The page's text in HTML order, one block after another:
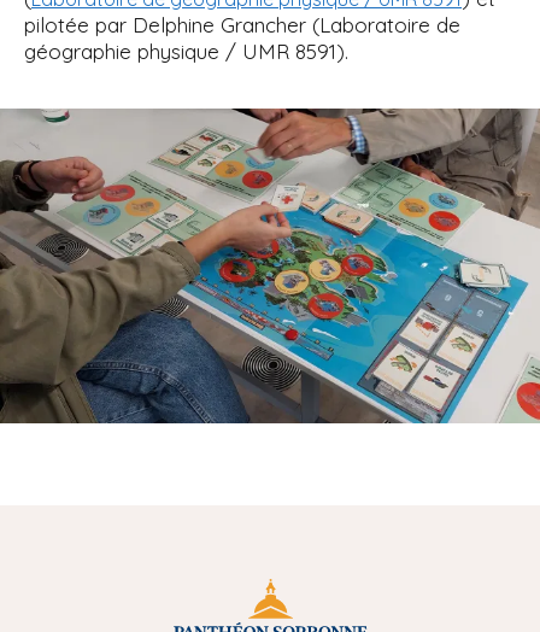
pilotée par Delphine Grancher (Laboratoire de
géographie physique / UMR 8591).